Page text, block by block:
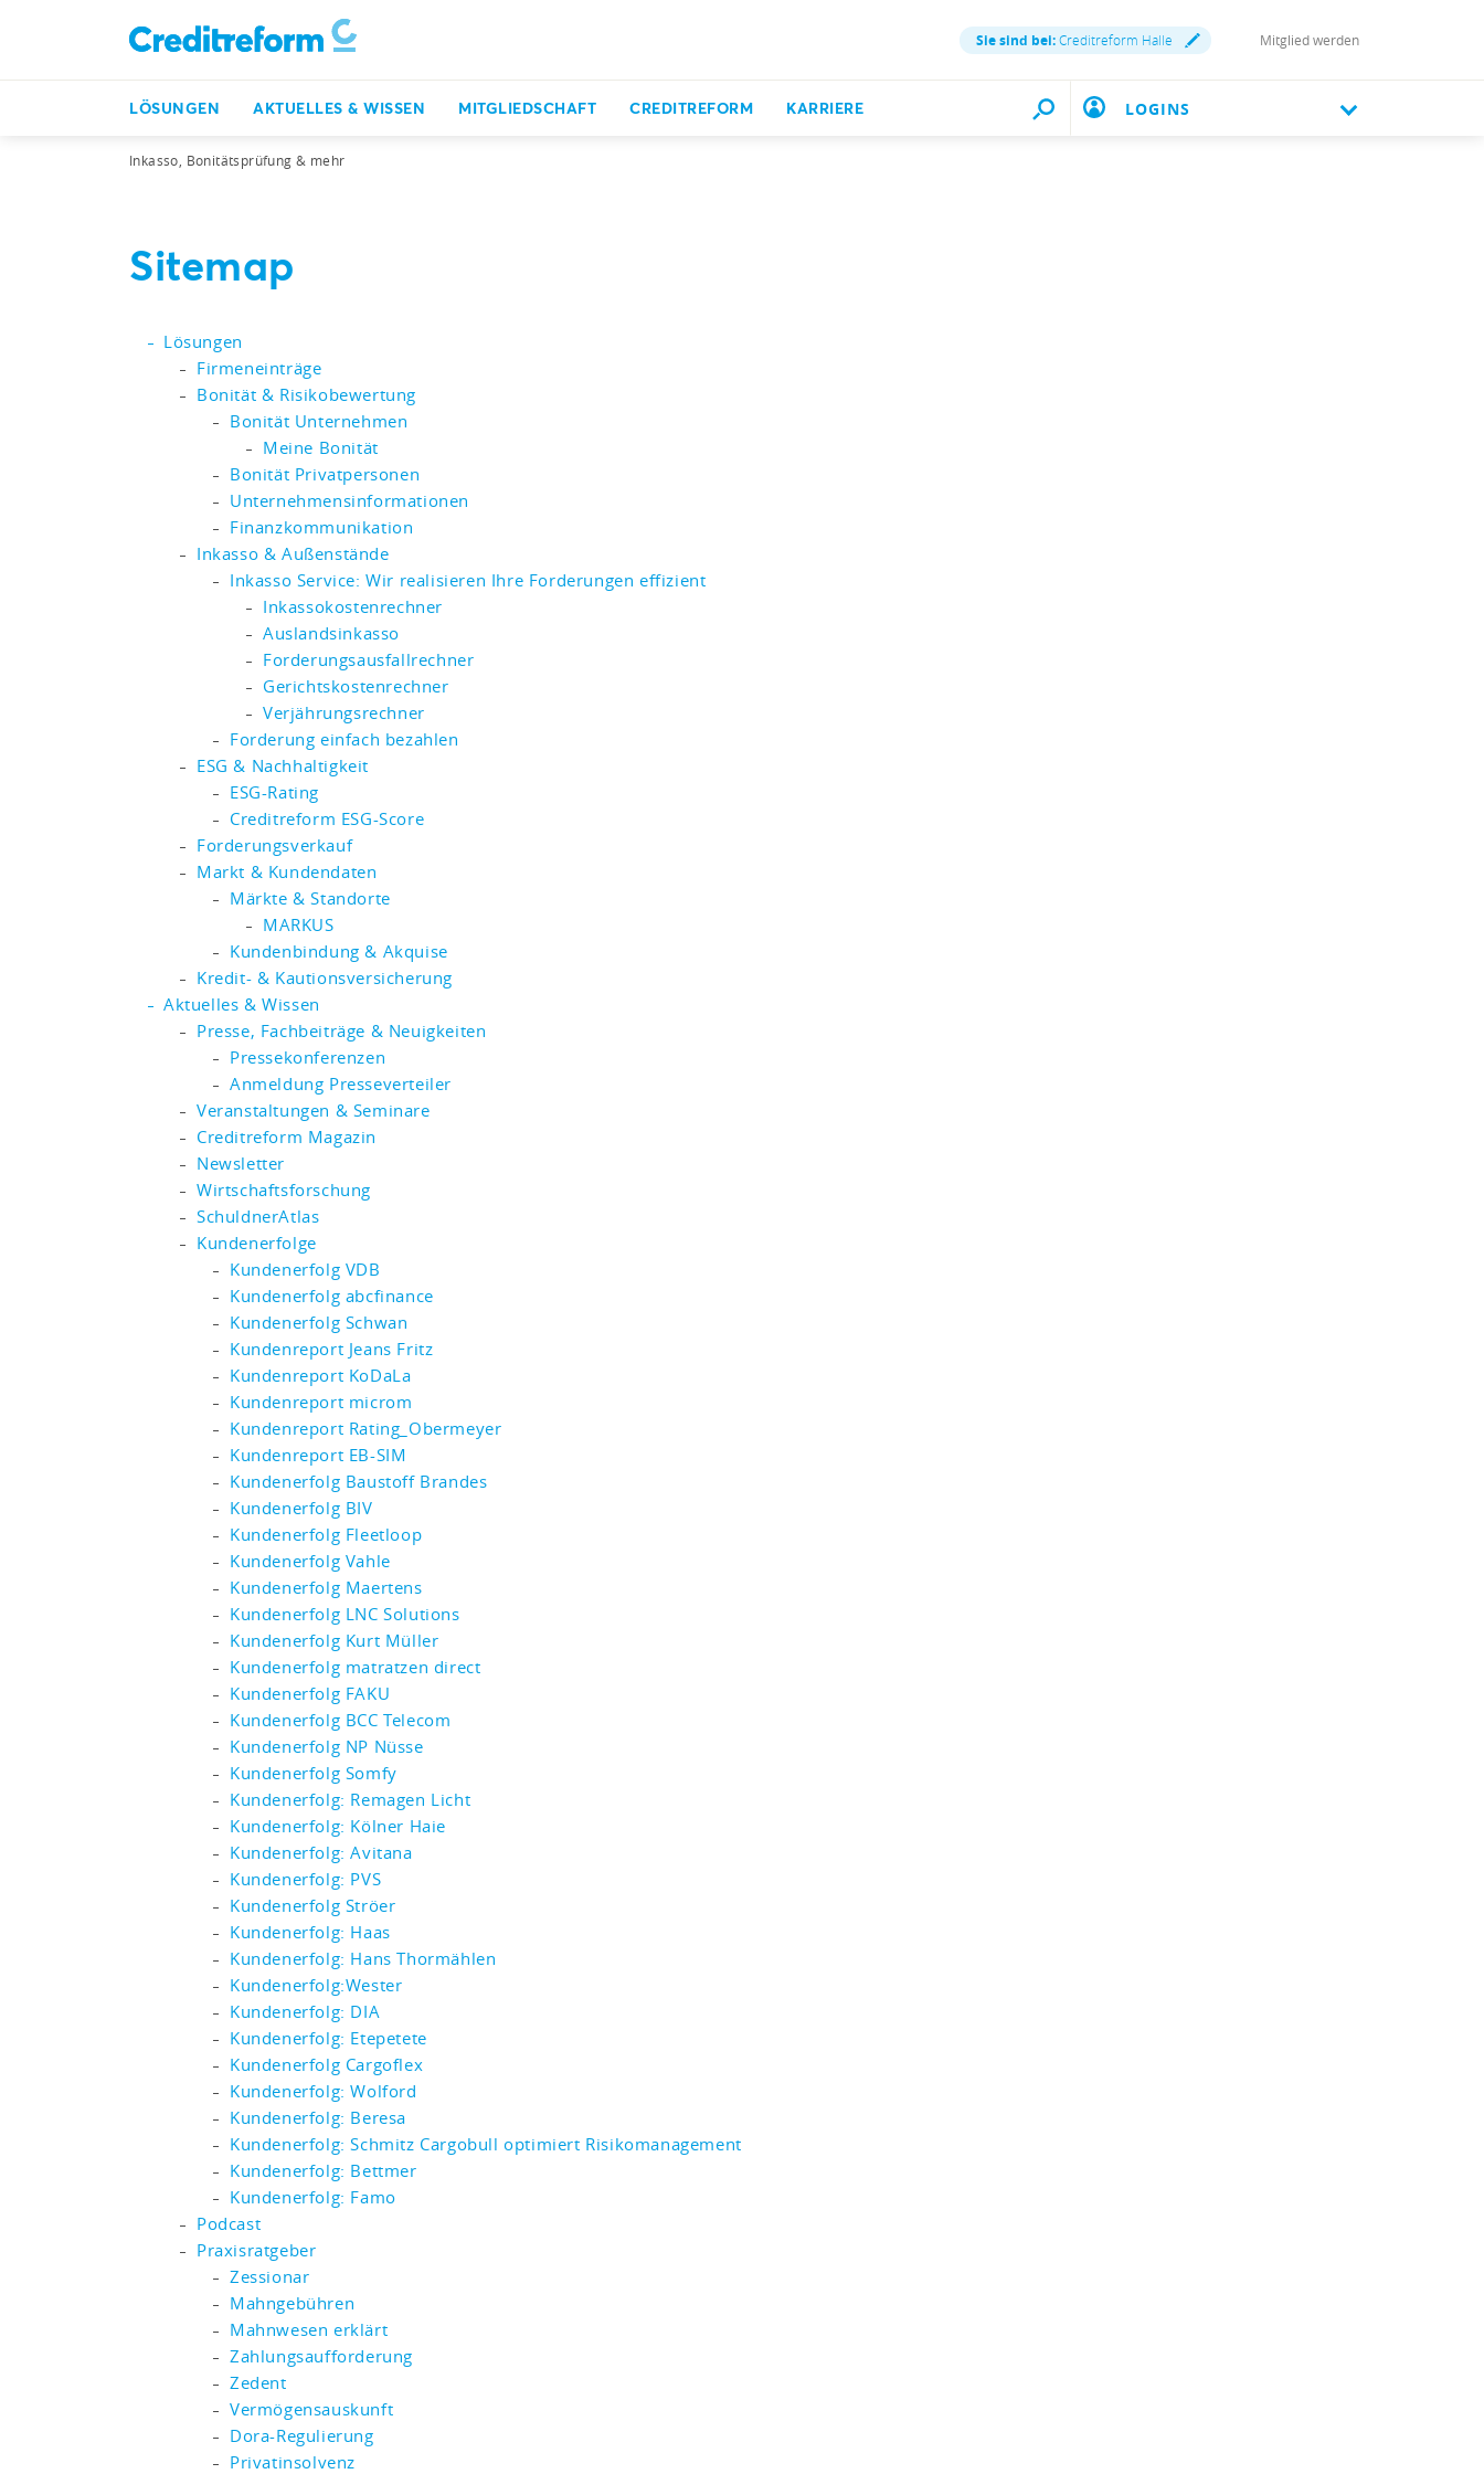
Sie sind bei:Creditreform Halle Mitglied werden
LÖSUNGEN AKTUELLES & WISSEN MITGLIEDSCHAFT CREDITREFORM KARRIERE LOGINS
Inkasso, Bonitätsprüfung & mehr
Sitemap
Lösungen
Firmeneinträge
Bonität & Risikobewertung
Bonität Unternehmen
Meine Bonität
Bonität Privatpersonen
Unternehmensinformationen
Finanzkommunikation
Inkasso & Außenstände
Inkasso Service: Wir realisieren Ihre Forderungen effizient
Inkassokostenrechner
Auslandsinkasso
Forderungsausfallrechner
Gerichtskostenrechner
Verjährungsrechner
Forderung einfach bezahlen
ESG & Nachhaltigkeit
ESG-Rating
Creditreform ESG-Score
Forderungsverkauf
Markt & Kundendaten
Märkte & Standorte
MARKUS
Kundenbindung & Akquise
Kredit- & Kautionsversicherung
Aktuelles & Wissen
Presse, Fachbeiträge & Neuigkeiten
Pressekonferenzen
Anmeldung Presseverteiler
Veranstaltungen & Seminare
Creditreform Magazin
Newsletter
Wirtschaftsforschung
SchuldnerAtlas
Kundenerfolge
Kundenerfolg VDB
Kundenerfolg abcfinance
Kundenerfolg Schwan
Kundenreport Jeans Fritz
Kundenreport KoDaLa
Kundenreport microm
Kundenreport Rating_Obermeyer
Kundenreport EB-SIM
Kundenerfolg Baustoff Brandes
Kundenerfolg BIV
Kundenerfolg Fleetloop
Kundenerfolg Vahle
Kundenerfolg Maertens
Kundenerfolg LNC Solutions
Kundenerfolg Kurt Müller
Kundenerfolg matratzen direct
Kundenerfolg FAKU
Kundenerfolg BCC Telecom
Kundenerfolg NP Nüsse
Kundenerfolg Somfy
Kundenerfolg: Remagen Licht
Kundenerfolg: Kölner Haie
Kundenerfolg: Avitana
Kundenerfolg: PVS
Kundenerfolg Ströer
Kundenerfolg: Haas
Kundenerfolg: Hans Thormählen
Kundenerfolg:Wester
Kundenerfolg: DIA
Kundenerfolg: Etepetete
Kundenerfolg Cargoflex
Kundenerfolg: Wolford
Kundenerfolg: Beresa
Kundenerfolg: Schmitz Cargobull optimiert Risikomanagement
Kundenerfolg: Bettmer
Kundenerfolg: Famo
Podcast
Praxisratgeber
Zessionar
Mahngebühren
Mahnwesen erklärt
Zahlungsaufforderung
Zedent
Vermögensauskunft
Dora-Regulierung
Privatinsolvenz